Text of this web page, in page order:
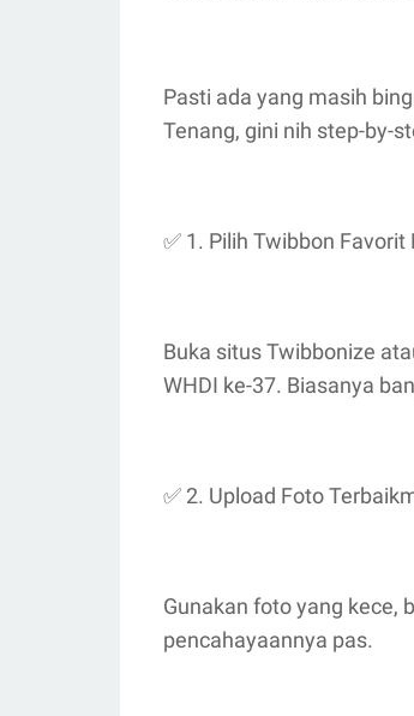
Pasti ada yang masih
Tenang, gini nih step-by-
✅ 1. Pilih Twibbon Favorit
Buka situs Twibbonize
WHDI ke-37. Biasanya
✅ 2. Upload Foto
Gunakan foto yang kece,
pencahayaannya pas.